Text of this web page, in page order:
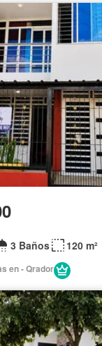
3 Baños 120 m²
en - Qrador